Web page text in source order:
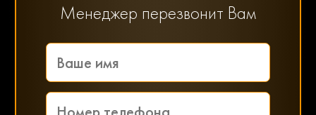
Менеджер перезвонит Вам